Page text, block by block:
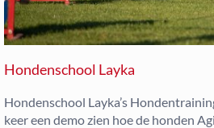
Hondenschool Layka
Hondenschool Layka’s
keer een demo zien hoe de honden